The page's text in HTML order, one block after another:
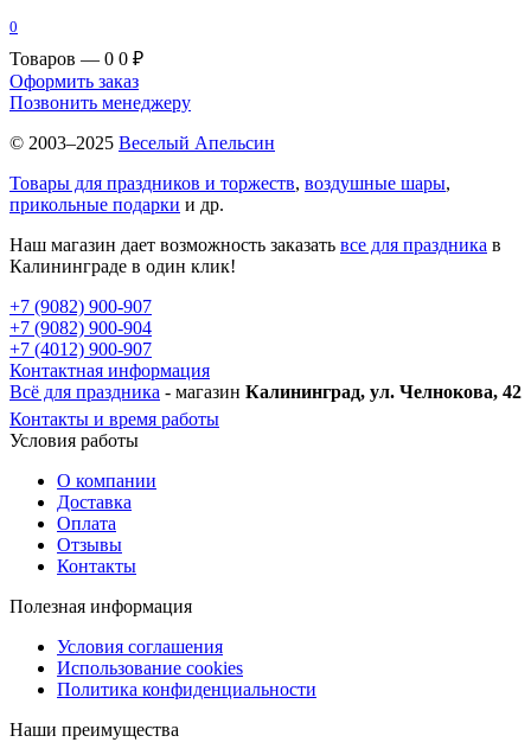
0
Товаров — 0 0 ₽
Оформить заказ
Позвонить менеджеру
© 2003–2025 Веселый Апельсин
Товары для праздников и торжеств, воздушные шары,
прикольные подарки и др.
Наш магазин дает возможность заказать все для праздника в
Калининграде в один клик!
+7 (9082) 900-907
+7 (9082) 900-904
+7 (4012) 900-907
Контактная информация
Всё для праздника - магазин Калининград, ул. Челнокова, 42
Контакты и время работы
Условия работы
О компании
Доставка
Оплата
Отзывы
Контакты
Полезная информация
Условия соглашения
Использование cookies
Политика конфиденциальности
Наши преимущества